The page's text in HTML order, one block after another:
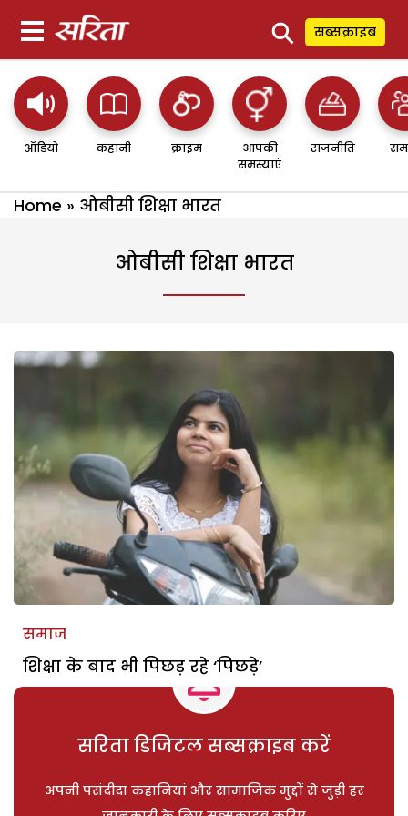
⚲ सब्सक्राइब
ऑडियो कहानी क्राइम
आपकी
समस्याएं
राजनीति
Home » ओबीसी शिक्षा भारत
ओबीसी शिक्षा भारत
समाज
शिक्षा के बाद भी पिछड़ रहे ‘पिछड़े’
सरिता डिजिटल सब्सक्राइब करें
अपनी पसंदीदा कहानियां और सामाजिक मुद्दों से जुड़ी हर